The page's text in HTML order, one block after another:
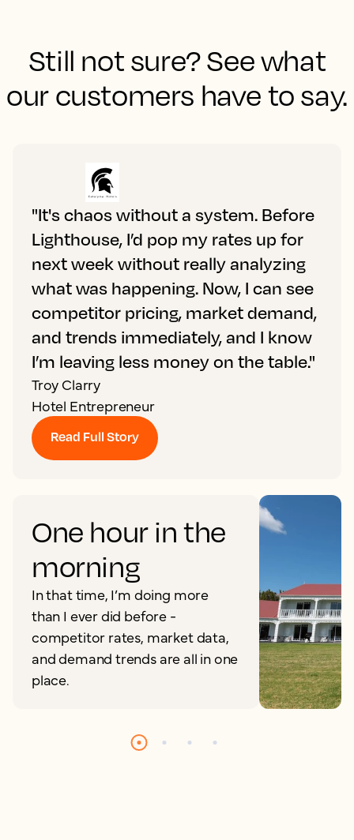
Still not sure? See what
our customers have to say.
"It's chaos without a system. Before
Lighthouse, I’d pop my rates up for
next week without really analyzing
what was happening. Now, I can see
competitor pricing, market demand,
and trends immediately, and I know
I’m leaving less money on the table."
Troy Clarry
Hotel Entrepreneur
Read Full Story
One hour in the
morning
In that time, I’m doing more
than I ever did before -
competitor rates, market data,
and demand trends are all in one
place.